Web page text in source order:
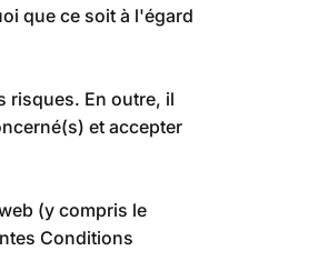
que ce soit à l'égard
risques. En outre, il
et accepter
(y compris le
Conditions